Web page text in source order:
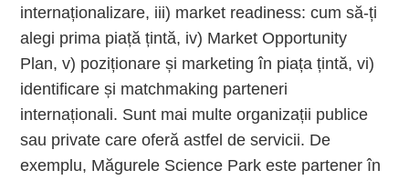
internaționalizare, iii) market readiness: cum să-ți
alegi prima piață țintă, iv) Market Opportunity
Plan, v) poziționare și marketing în piața țintă, vi)
identificare și matchmaking parteneri
internaționali. Sunt mai multe organizații publice
sau private care oferă astfel de servicii. De
exemplu, Măgurele Science Park este partener în